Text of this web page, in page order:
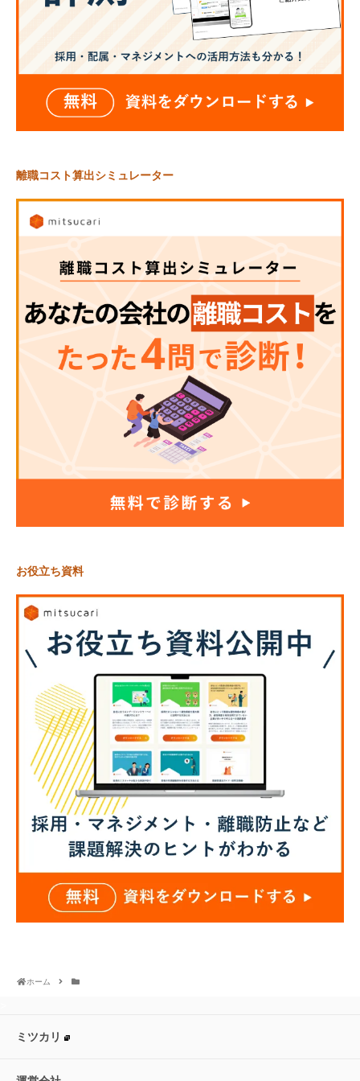
離職コスト算出シミュレーター
お役立ち資料
ホーム
ミツカリ